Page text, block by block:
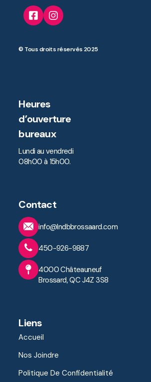
© Tous droits réservés 2025
Heures
d’ouverture
bureaux
Lundi au vendredi
08h00 à 15h00.
Contact
info@lndbbrossaard.com
450-926-9887
4000 Châteauneuf
Brossard, QC J4Z 3S8
Liens
Accueil
Nos Joindre
Politique De Confidentialité